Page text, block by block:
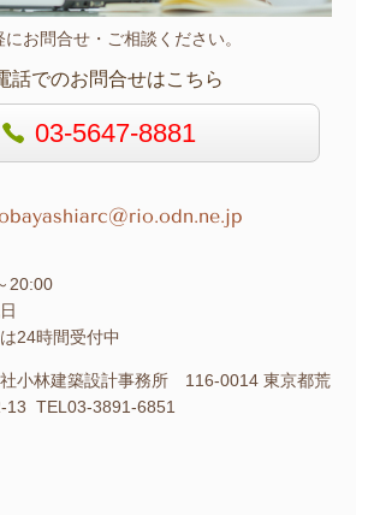
にお問合せ・ご相談ください。
話でのお問合せはこちら
03-5647-8881
20:00
24時間受付中
小林建築設計事務所 116-0014 東京都荒
13 TEL03-3891-6851